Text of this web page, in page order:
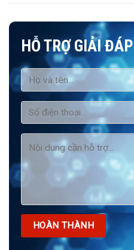
HỖ TRỢ GIẢI ĐÁP